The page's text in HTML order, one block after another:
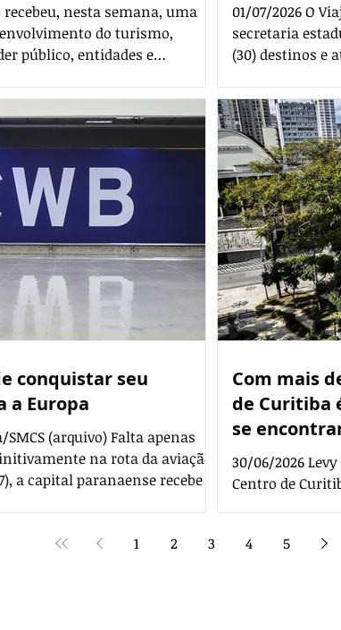
recebeu, nesta semana, uma
do turismo,
público, entidades e
regional e
voltadas ao setor. O encontro
referência na articulação
de Curitiba. Realizado com
01/07/2026 O
secretaria
(30) destinos e
remota (home
com mais de
Paulo,
Metropolitana
área do Estado.
conquistar seu
a Europa
(arquivo) Falta apenas
na rota da aviação
a capital paranaense recebe o
A nova conexão representa um
Com mais
de Curitiba
se
30/06/2026
Centro de
uma ampla
Turismo
1 2 3 4 5